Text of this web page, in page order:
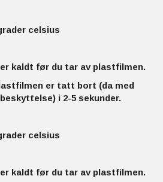
celsius
kaldt før du tar av plastfilmen.
er tatt bort (da med
i 2-5 sekunder.
celsius
kaldt før du tar av plastfilmen.